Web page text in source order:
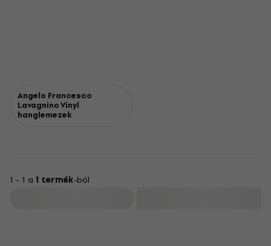
Angelo Francesco
Lavagnino Vinyl
hanglemezek
1 - 1 a 1 termék-ból